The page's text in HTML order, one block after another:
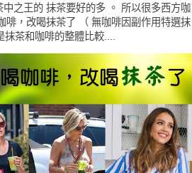
之王的 抹茶要好的多 。 所以很多西方咖
啡，改喝抹茶了 （ 無咖啡因副作用特選抹
茶和咖啡的整體比較....